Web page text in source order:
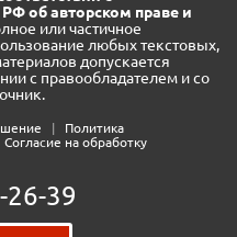
об авторском праве и
или частичное
любых текстовых,
допускается
с правообладателем и со
|
Политика
Согласие на обработку
26-39